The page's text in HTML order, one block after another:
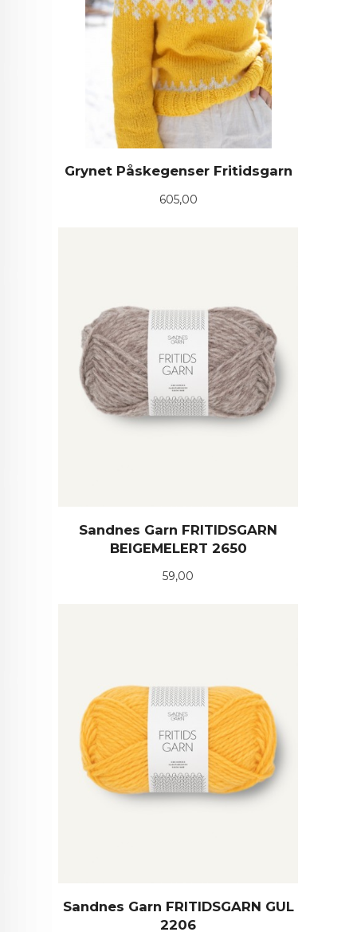
Grynet Påskegenser Fritidsgarn
Pris
605,00
Sandnes Garn FRITIDSGARN
BEIGEMELERT 2650
Pris
59,00
Sandnes Garn FRITIDSGARN GUL
2206